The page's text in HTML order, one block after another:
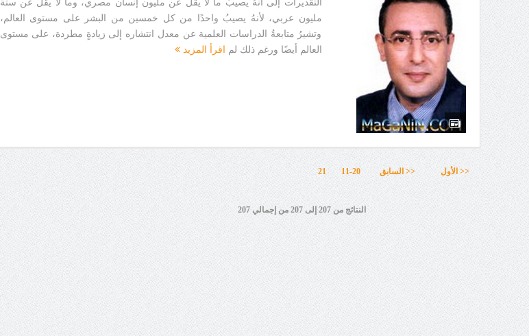
التقديرات إلى أنهُ يصيبُ ما لا يقل عن مليون إنسان مصري، وما لا يقل عن ستة
مليون عربي، لأنهُ يصيبُ واحدًا من كل خمسين من البشر على مستوى العالم،
وتشيرُ متابعةُ الدراسات العلمية عن معدل انتشاره إلى زيادةٍ مطردة، على مستوى
العالم أيضًا ورغم ذلك لم
اقرأ المزيد
<< الأول << السابق 11-20
21
النتائج من 207 إلى 207 من إجمالي 207